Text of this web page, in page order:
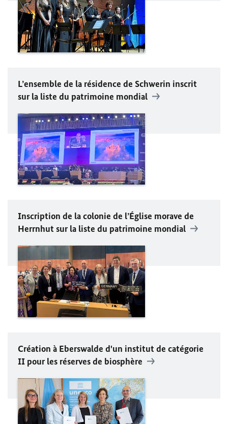
L’ensemble de la résidence de Schwerin inscrit
sur la liste du patrimoine mondial
Inscription de la colonie de l’Église morave de
Herrnhut sur la liste du patrimoine mondial
Création à Eberswalde d'un institut de catégorie
II pour les réserves de biosphère